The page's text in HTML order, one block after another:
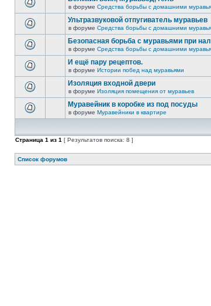
в форуме Средства борьбы с домашними
Ультразвуковой отпугиватель муравьев
в форуме Средства борьбы с домашними
Безопасная борьба с муравьями при
в форуме Средства борьбы с домашними
И ещё пару рецептов.
в форуме Истории побед над муравьями
Изоляция входной двери
в форуме Изоляция помещения от муравьев
Муравейник в коробке из под посуды
в форуме Муравейники в квартире
Страница 1 из 1 [ Результатов поиска: 8 ]
Список форумов